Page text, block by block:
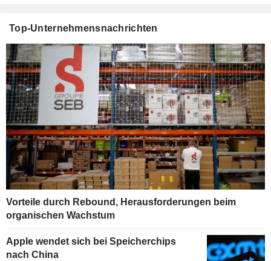
Top-Unternehmensnachrichten
Vorteile durch Rebound, Herausforderungen beim
organischen Wachstum
Apple wendet sich bei Speicherchips
nach China